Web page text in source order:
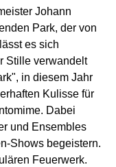
Johann
Park, der von
es sich
Stille verwandelt
in diesem Jahr
Kulisse für
Dabei
und Ensembles
Shows begeistern.
Feuerwerk.